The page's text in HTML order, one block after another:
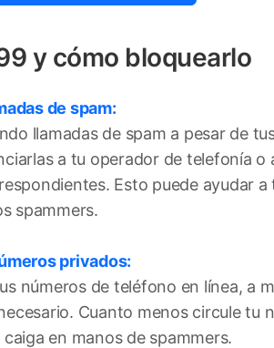
y cómo bloquearlo
de spam:
llamadas de spam a pesar de
a tu operador de telefonía o
Esto puede ayudar a
spammers.
privados:
números de teléfono en línea, a
Cuanto menos circule tu
en manos de spammers.